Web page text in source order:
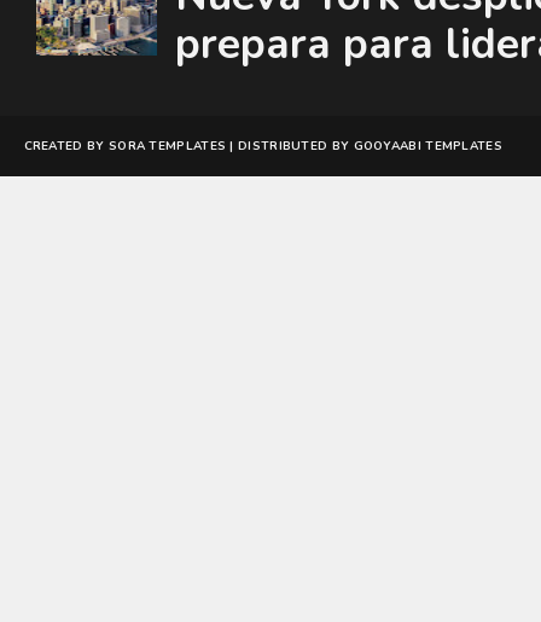
prepara para
CREATED BY SORA TEMPLATES | DISTRIBUTED BY GOOYAABI TEMPLATES